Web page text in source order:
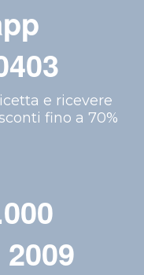
e ricevere
fino a 70%